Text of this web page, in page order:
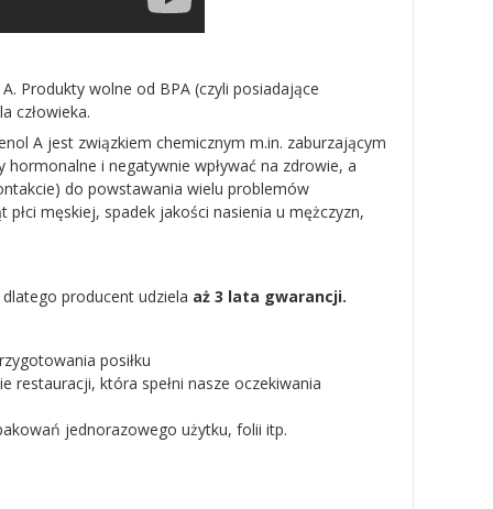
Produkty wolne od BPA (czyli posiadające
człowieka.
A jest związkiem chemicznym m.in. zaburzającym
i negatywnie wpływać na zdrowie, a
do powstawania wielu problemów
męskiej, spadek jakości nasienia u mężczyzn,
producent udziela aż 3 lata gwarancji.
posiłku
restauracji, która spełni nasze oczekiwania
jednorazowego użytku, folii itp.